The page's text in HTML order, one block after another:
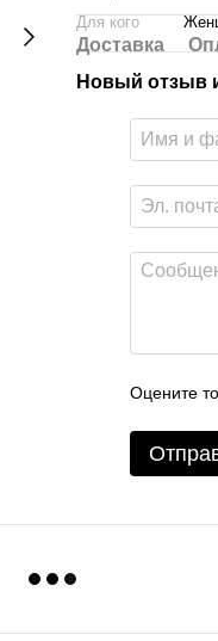
Для кого
Доставка
Новый отзыв
Оцените